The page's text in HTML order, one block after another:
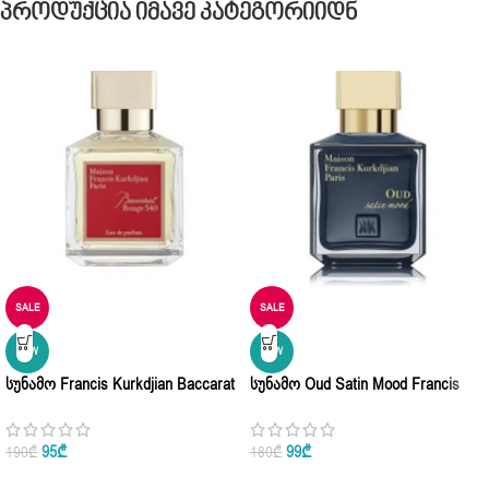
Პროდუქცია Იმავე Კატეგორიიდნ
SALE
NEW
Სუნამო Francis Kurkdjian Baccarat
190₾ 95₾
SALE
NEW
Სუნამო Oud Satin Mood Francis
180₾ 99₾